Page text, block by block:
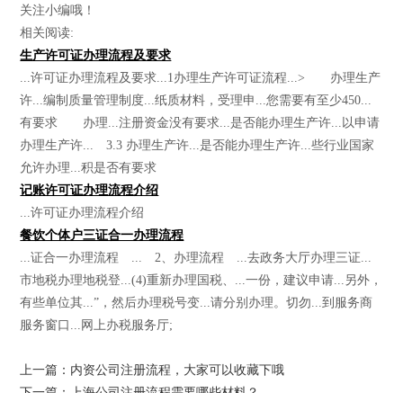
关注小编哦！
相关阅读:
生产许可证办理流程及要求
...许可证办理流程及要求...1办理生产许可证流程...> 办理生产
许...编制质量管理制度...纸质材料，受理申...您需要有至少450...
有要求 办理...注册资金没有要求...是否能办理生产许...以申请
办理生产许... 3.3 办理生产许...是否能办理生产许...些行业国家
允许办理...积是否有要求
记账许可证办理流程介绍
...许可证办理流程介绍
餐饮个体户三证合一办理流程
...证合一办理流程 ... 2、办理流程 ...去政务大厅办理三证...
市地税办理地税登...(4)重新办理国税、...一份，建议申请...另外，
有些单位其...”，然后办理税号变...请分别办理。切勿...到服务商
服务窗口...网上办税服务厅;
上一篇：内资公司注册流程，大家可以收藏下哦